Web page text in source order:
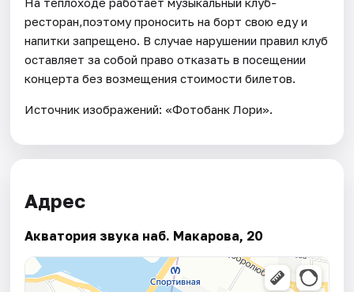
ресторан,поэтому проносить на борт свою еду и
напитки запрещено. В случае нарушении правил клуб
оставляет за собой право отказать в посещении
концерта без возмещения стоимости билетов.
Источник изображений: «Фотобанк Лори».
Адрес
Акватория звука наб. Макарова, 20